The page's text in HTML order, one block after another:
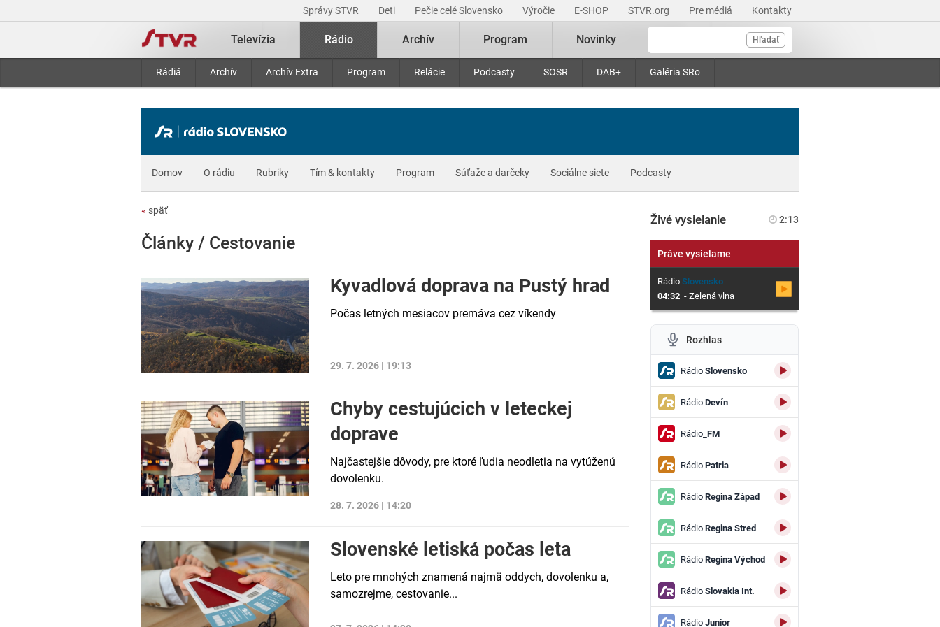
Správy STVR Deti Pečie celé Slovensko Výročie E-SHOP STVR.org Pre médiá Kontakty
Hľadať
Televízia Rádio
Rádiá Archív Archív Extra Program Relácie Podcasty SOSR DAB+ Galéria SRo
Archív Program Novinky
Domov O rádiu Rubriky Tím & kontakty Program Súťaže a darčeky Sociálne siete Podcasty
« späť
Články / Cestovanie
Kyvadlová doprava na Pustý hrad
Počas letných mesiacov premáva cez víkendy
29. 7. 2026 | 19:13
Chyby cestujúcich v leteckej
doprave
Najčastejšie dôvody, pre ktoré ľudia neodletia na vytúženú
dovolenku.
28. 7. 2026 | 14:20
Slovenské letiská počas leta
Leto pre mnohých znamená najmä oddych, dovolenku a,
samozrejme, cestovanie...
Živé vysielanie 2:13
Práve vysielame
RádioSlovensko
04:32 - Zelená vlna
Rozhlas
RádioSlovensko
RádioDevín
Rádio_FM
RádioPatria
RádioRegina Západ
RádioRegina Stred
RádioRegina Východ
RádioSlovakia Int.
RádioJunior